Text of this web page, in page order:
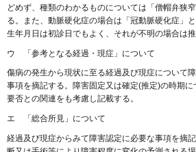
どめず、種類のわかるものについては「僧帽弁狭
る。また、動脈硬化症の場合は「冠動脈硬化症」
生年月日は初診日でもよく、それが不明の場合は推
ウ 「参考となる経過・現症」について
傷病の発生から現状に至る経過及び現症について
事項を摘記する。障害固定又は確定(推定)の時期
要否との関連をも考慮し記載する。
エ 「総合所見」について
経過及び現症からみて障害認定に必要な事項を摘